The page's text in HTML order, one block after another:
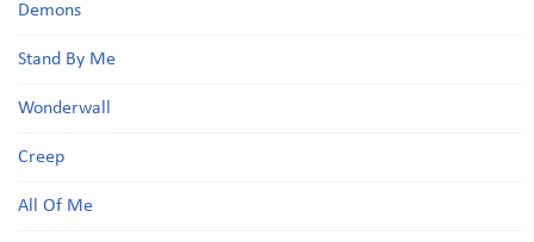
Demons
Stand By Me
Wonderwall
Creep
All Of Me